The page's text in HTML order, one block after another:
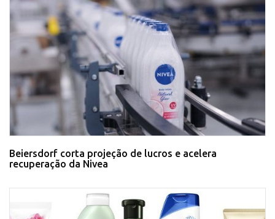
Beiersdorf corta projeção de lucros e acelera
recuperação da Nivea